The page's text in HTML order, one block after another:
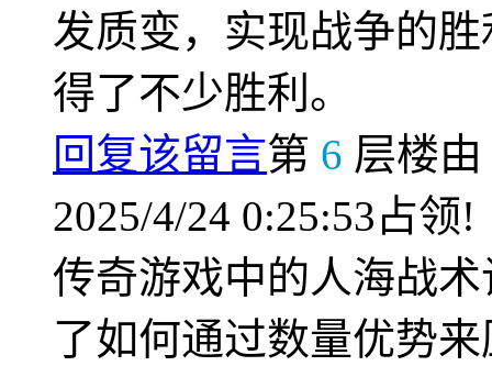
发质变，实现战争的
得了不少胜利。
回复该留言第 6 层楼由
2025/4/24 0:25:53占领!
传奇游戏中的人海战
了如何通过数量优势